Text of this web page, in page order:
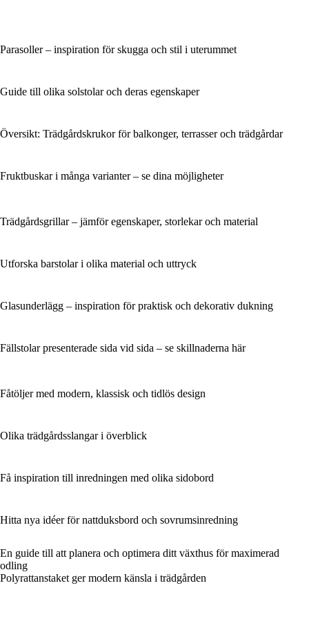
Parasoller – inspiration för skugga och stil i uterummet
Guide till olika solstolar och deras egenskaper
Översikt: Trädgårdskrukor för balkonger, terrasser och trädgårdar
Fruktbuskar i många varianter – se dina möjligheter
Trädgårdsgrillar – jämför egenskaper, storlekar och material
Utforska barstolar i olika material och uttryck
Glasunderlägg – inspiration för praktisk och dekorativ dukning
Fällstolar presenterade sida vid sida – se skillnaderna här
Fåtöljer med modern, klassisk och tidlös design
Olika trädgårdsslangar i överblick
Få inspiration till inredningen med olika sidobord
Hitta nya idéer för nattduksbord och sovrumsinredning
En guide till att planera och optimera ditt växthus för maximerad
odling
Polyrattanstaket ger modern känsla i trädgården